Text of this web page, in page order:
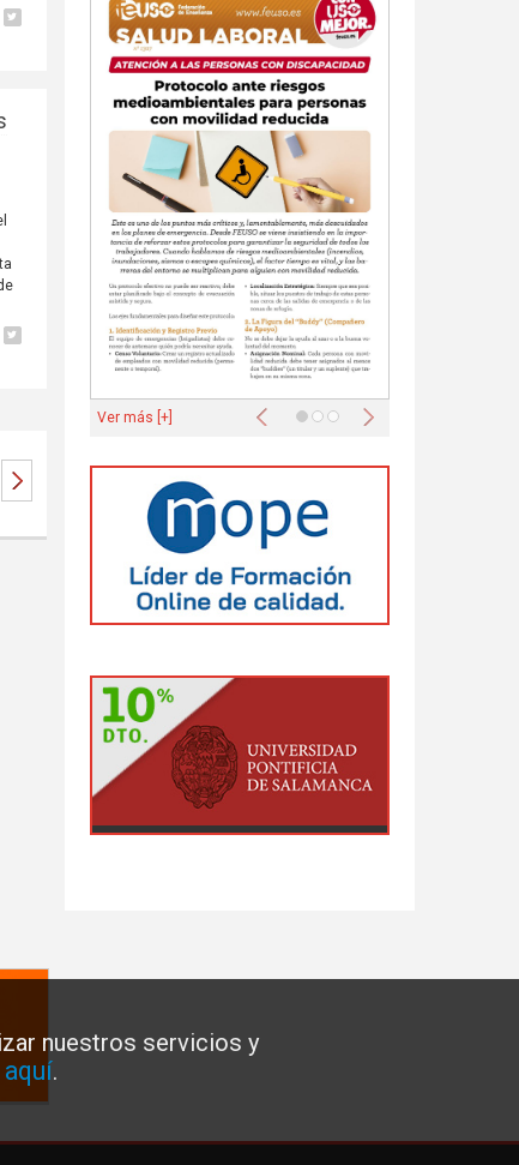
nuestros servicios y
.
Anterior Siguiente
Ver más [+]